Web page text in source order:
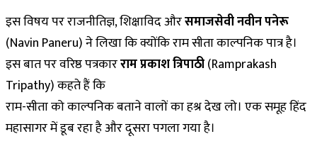
इस विषय पर राजनीतिज्ञ, शिक्षाविद औरसमाजसेवी नवीन पनेरू
(Navin Paneru) ने लिखा कि क्योंकि राम सीता काल्पनिक पात्र है।
इस बात पर वरिष्ठ पत्रकारराम प्रकाश त्रिपाठी(Ramprakash
Tripathy) कहते हैं कि
राम-सीता को काल्पनिक बताने वालों का हश्र देख लो। एक समूह हिंद
महासागर में डूब रहा है और दूसरा पगला गया है।